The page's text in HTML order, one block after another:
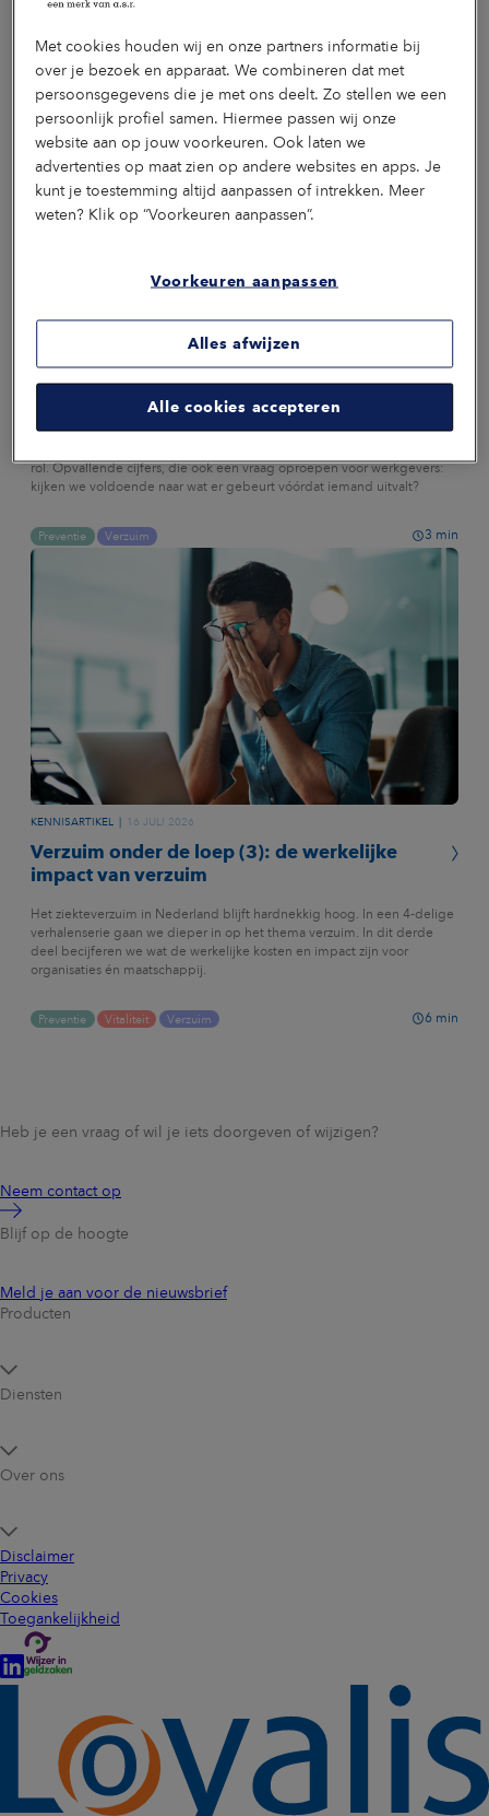
Stoffers ligt daar niet de oplossing.
Preventie Vitaliteit
03 AUGUSTUS 2026
Jong uitgevallen met mentale klachten. Wat
Steeds meer twintigers belanden na langdurige ziekte in de WIA. Zo
rol. Opvallende cijfers, die ook een vraag oproepen voor werkgevers:
kijken we voldoende naar wat er gebeurt vóórdat iemand uitvalt?
Preventie Verzuim 3 min
KENNISARTIKEL 16 JULI 2026
Verzuim onder de loep (3): de werkelijke
impact van verzuim
Het ziekteverzuim in Nederland blijft hardnekkig hoog. In een 4-delige
verhalenserie gaan we dieper in op het thema verzuim. In dit derde
deel becijferen we wat de werkelijke kosten en impact zijn voor
organisaties én maatschappij.
Preventie Vitaliteit Verzuim 6 min
Heb je een vraag of wil je iets doorgeven of wijzigen?
Neem contact op
Blijf op de hoogte
Meld je aan voor de nieuwsbrief
Producten
Diensten
Over ons
Disclaimer
Privacy
Cookies
Toegankelijkheid
Met cookies houden wij en onze partners informatie bij
over je bezoek en apparaat. We combineren dat met
persoonsgegevens die je met ons deelt. Zo stellen we een
persoonlijk profiel samen. Hiermee passen wij onze
website aan op jouw voorkeuren. Ook laten we
advertenties op maat zien op andere websites en apps. Je
kunt je toestemming altijd aanpassen of intrekken. Meer
weten? Klik op “Voorkeuren aanpassen”.
Voorkeuren aanpassen
Alles afwijzen
Alle cookies accepteren